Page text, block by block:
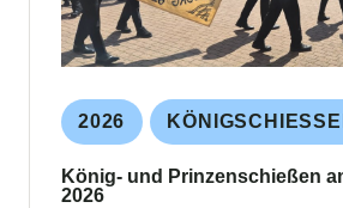
2026 KÖNIGSCHIESSEN
König- und Prinzenschießen
2026